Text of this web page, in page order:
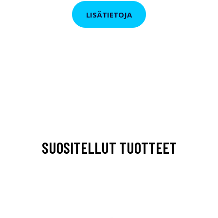
LISÄTIETOJA
SUOSITELLUT TUOTTEET